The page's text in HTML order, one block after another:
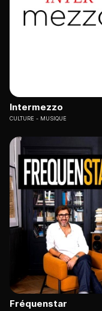
Intermezzo
CULTURE MUSIQUE
Fréquenstar